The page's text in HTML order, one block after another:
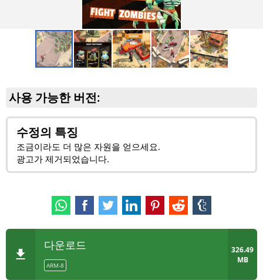
사용 가능한 버전:
수정의 특징
조금이라도 더 많은 자원을 얻으세요.
광고가 제거되었습니다.
다운로드
ARM-8
326.49
MB